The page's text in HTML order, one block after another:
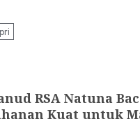
RSA Natuna
Kuat untuk